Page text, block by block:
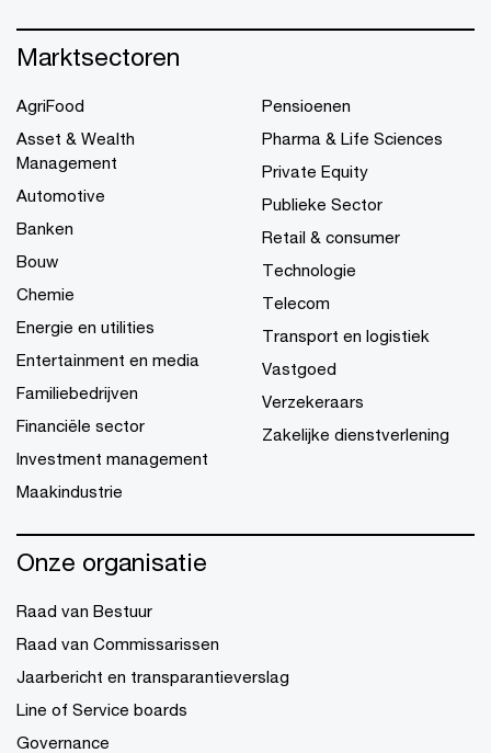
Marktsectoren
AgriFood
Asset & Wealth
Management
Automotive
Banken
Bouw
Chemie
Energie en utilities
Entertainment en media
Familiebedrijven
Financiële sector
Investment management
Maakindustrie
Pensioenen
Pharma & Life Sciences
Private Equity
Publieke Sector
Retail & consumer
Technologie
Telecom
Transport en logistiek
Vastgoed
Verzekeraars
Zakelijke dienstverlening
Onze organisatie
Raad van Bestuur
Raad van Commissarissen
Jaarbericht en transparantieverslag
Line of Service boards
Governance